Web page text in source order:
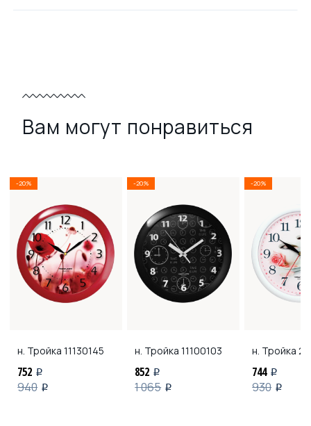
Вам могут понравиться
-20%
н. Тройка 11130145
752 i
940 i
-20%
н. Тройка 11100103
852 i
1 065 i
-20%
н. Тройка
744 i
930 i